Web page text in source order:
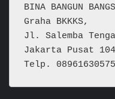
BINA BANGUN
Graha BKKKS,
Jl. Salemba
Jakarta Pusat
Telp.